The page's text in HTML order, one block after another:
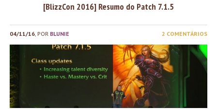
[BlizzCon 2016] Resumo do Patch 7.1.5
04/11/16 , POR BLUNIE 2 COMENTÁRIOS